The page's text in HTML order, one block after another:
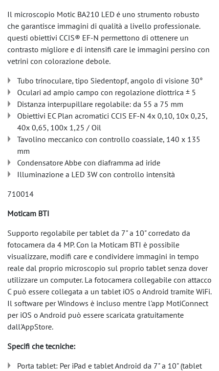
Il microscopio Motic BA210 LED é uno strumento robusto
che garantisce immagini di qualità a livello professionale.
questi obiettivi CCIS® EF-N permettono di ottenere un
contrasto migliore e di intensifi care le immagini persino con
vetrini con colorazione debole.
Tubo trinoculare, tipo Siedentopf, angolo di visione 30°
Oculari ad ampio campo con regolazione diottrica ± 5
Distanza interpupillare regolabile: da 55 a 75 mm
Obiettivi EC Plan acromatici CCIS EF-N 4x 0,10, 10x 0,25,
40x 0,65, 100x 1,25 / Oil
Tavolino meccanico con controllo coassiale, 140 x 135
mm
Condensatore Abbe con diaframma ad iride
Illuminazione a LED 3W con controllo intensità
710014
Moticam BTI
Supporto regolabile per tablet da 7" a 10" corredato da
fotocamera da 4 MP. Con la Moticam BTI è possibile
visualizzare, modifi care e condividere immagini in tempo
reale dal proprio microscopio sul proprio tablet senza dover
utilizzare un computer. La fotocamera collegabile con attacco
C può essere collegata a un tablet iOS o Android tramite WiFi.
Il software per Windows è incluso mentre l'app MotiConnect
per iOS o Android può essere scaricata gratuitamente
dall'AppStore.
Specifi che tecniche:
Porta tablet: Per iPad e tablet Android da 7" a 10" (tablet